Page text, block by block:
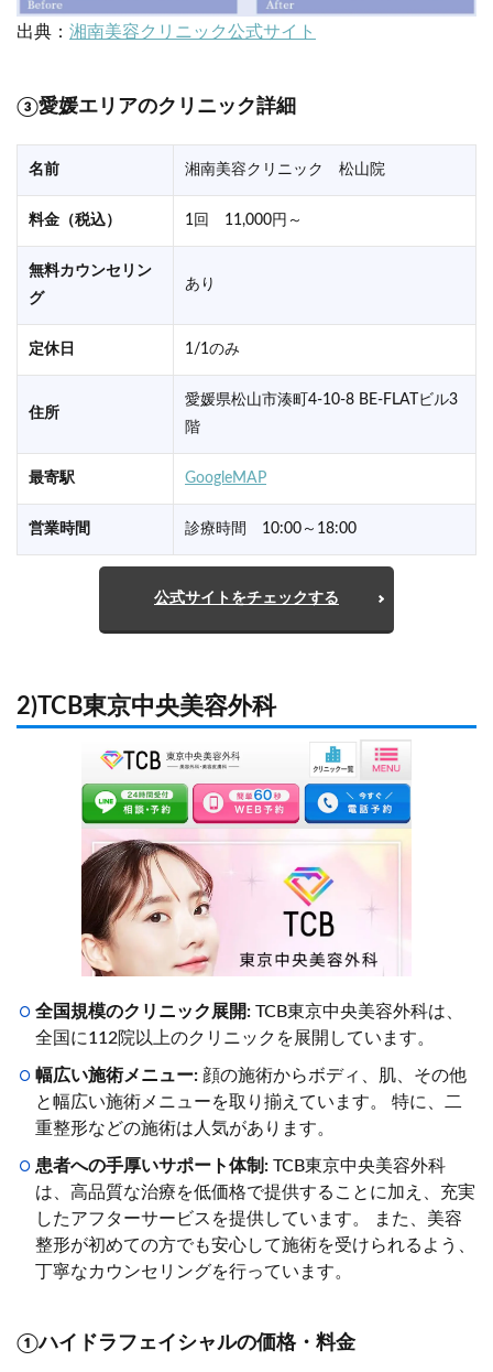
出典： 湘南美容クリニック公式サイト
③愛媛エリアのクリニック詳細
名前 湘南美容クリニック 松山院
料金（税込） 1回 11,000円～
無料カウンセリン
グ
あり
定休日 1/1のみ
住所
愛媛県松山市湊町4‐10‐8 BE-FLATビル3
階
最寄駅 GoogleMAP
営業時間 診療時間 10:00～18:00
公式サイトをチェックする
2)TCB東京中央美容外科
全国規模のクリニック展開: TCB東京中央美容外科は、
全国に112院以上のクリニックを展開しています。
幅広い施術メニュー: 顔の施術からボディ、肌、その他
と幅広い施術メニューを取り揃えています。 特に、二
重整形などの施術は人気があります。
患者への手厚いサポート体制: TCB東京中央美容外科
は、高品質な治療を低価格で提供することに加え、充実
したアフターサービスを提供しています。 また、美容
整形が初めての方でも安心して施術を受けられるよう、
丁寧なカウンセリングを行っています。
①ハイドラフェイシャルの価格・料金